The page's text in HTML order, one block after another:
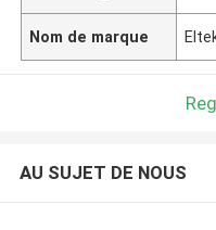
Nom de marque
AU SUJET DE NOUS